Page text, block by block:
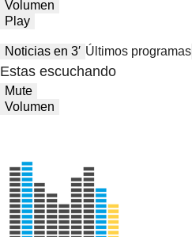
Volumen
Play
Noticias en 3′ Últimos programas
Estas escuchando
Mute
Volumen